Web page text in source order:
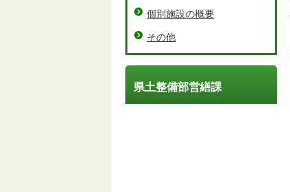
個別施設の概要
その他
県土整備部営繕課